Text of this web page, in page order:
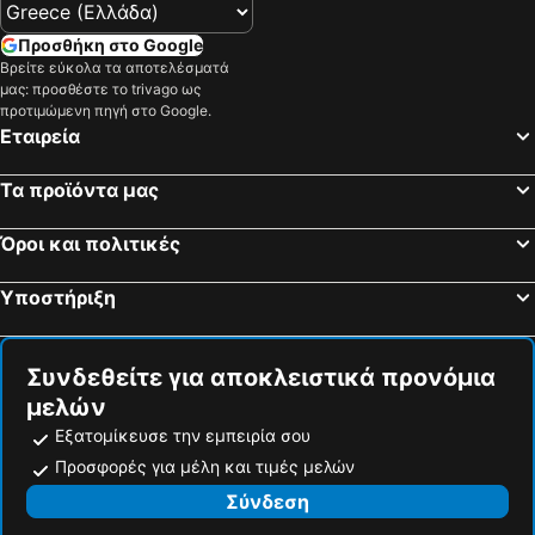
Λίμνη Δόξα
Αλμυροπόταμος
Χιλιαδού
Μοναστηράκι
Κεντρική Πλατεία Καλαμάτας
Ορεινή Ναυπακτία
Πεύκη
Τσιλιβί
Παραλία Ροβιές
Ψάθα
Παραλία Ακράτας
Μαύρο Λιθάρι
Παραλία Νέων Στύρων
Κακόβατος
Λιμάνι Ραφήνας
Ζηρεία Χιονοδρομικό Κέντρο
Κοιλάδα της Φλαμπουρίτσας
Προσθήκη στο Google
Βρείτε εύκολα τα αποτελέσματά
μας: προσθέστε το trivago ως
προτιμώμενη πηγή στο Google.
Εταιρεία
Τα προϊόντα μας
Όροι και πολιτικές
Υποστήριξη
Συνδεθείτε για αποκλειστικά προνόμια
μελών
Εξατομίκευσε την εμπειρία σου
Προσφορές για μέλη και τιμές μελών
Σύνδεση